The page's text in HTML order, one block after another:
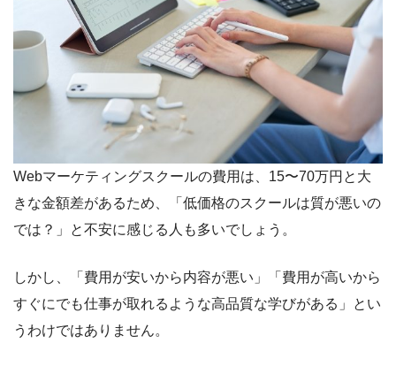
Webマーケティングスクールの費用は、15〜70万円と大
きな金額差があるため、「低価格のスクールは質が悪いの
では？」と不安に感じる人も多いでしょう。
しかし、「費用が安いから内容が悪い」「費用が高いから
すぐにでも仕事が取れるような高品質な学びがある」とい
うわけではありません。